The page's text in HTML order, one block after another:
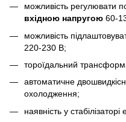
можливість регулювати
вхідною напругою 60-
можливість
220-230 В;
тороїдальний
автоматичне
охолодження;
наявність у